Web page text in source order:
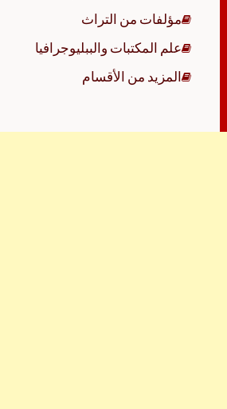
مؤلفات من التراث
علم المكتبات والببليوجرافيا
المزيد من الأقسام